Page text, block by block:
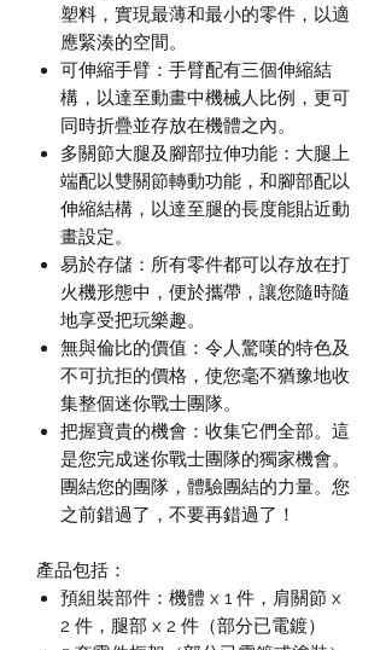
塑料，實現最薄和最小的零件，以適
應緊湊的空間。
可伸縮手臂：手臂配有三個伸縮結
構，以達至動畫中機械人比例，更可
同時折疊並存放在機體之內。
多關節大腿及腳部拉伸功能：大腿上
端配以雙關節轉動功能，和腳部配以
伸縮結構，以達至腿的長度能貼近動
畫設定。
易於存儲：所有零件都可以存放在打
火機形態中，便於攜帶，讓您隨時隨
地享受把玩樂趣。
無與倫比的價值：令人驚嘆的特色及
不可抗拒的價格，使您毫不猶豫地收
集整個迷你戰士團隊。
把握寶貴的機會：收集它們全部。這
是您完成迷你戰士團隊的獨家機會。
團結您的團隊，體驗團結的力量。您
之前錯過了，不要再錯過了！
產品包括：
預組裝部件：機體 x 1 件，肩關節 x
2 件，腿部 x 2 件（部分已電鍍）